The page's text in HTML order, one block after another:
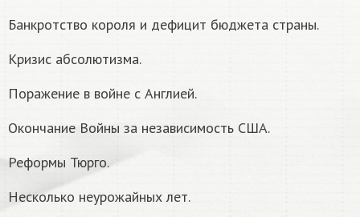
Банкротство короля и дефицит бюджета страны.
Кризис абсолютизма.
Поражение в войне с Англией.
Окончание Войны за независимость США.
Реформы Тюрго.
Несколько неурожайных лет.